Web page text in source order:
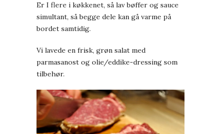
Er I flere i køkkenet, så lav bøffer og sauce
simultant, så begge dele kan gå varme på
bordet samtidig.
Vi lavede en frisk, grøn salat med
parmasanost og olie/eddike-dressing som
tilbehør.